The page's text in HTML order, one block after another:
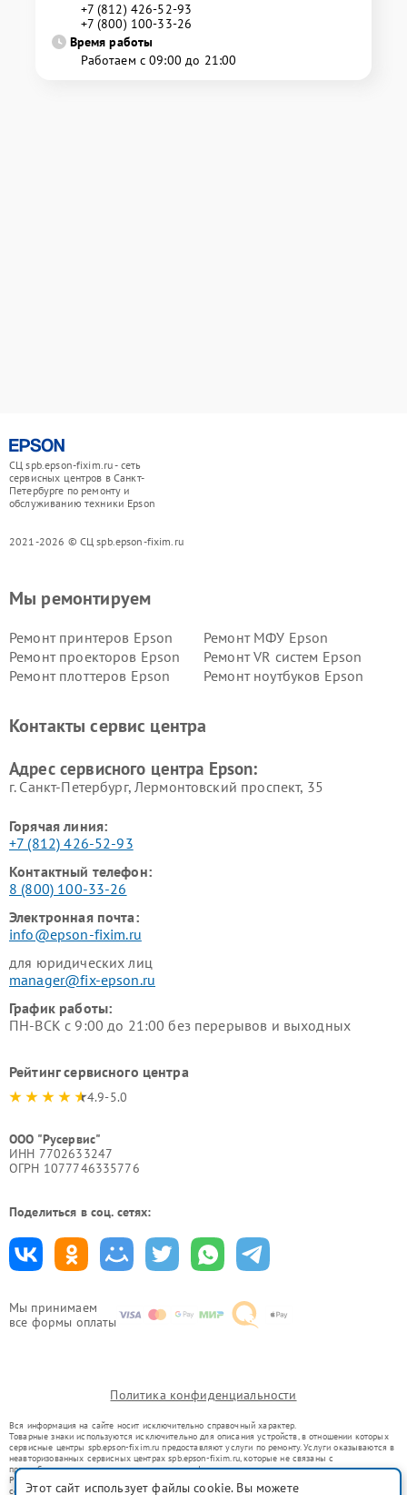
+7 (812) 426-52-93
+7 (800) 100-33-26
Время работы
Работаем с 09:00 до 21:00
СЦ spb.epson-fixim.ru - сеть
сервисных центров в Санкт-
Петербурге по ремонту и
обслуживанию техники Epson
2021-2026 © СЦ spb.epson-fixim.ru
Мы принимаем
все формы оплаты
Мы ремонтируем
Ремонт принтеров Epson
Ремонт МФУ Epson
Ремонт проекторов Epson
Ремонт VR систем Epson
Ремонт плоттеров Epson
Ремонт ноутбуков Epson
Контакты сервис центра
Адрес сервисного центра Epson:
г. Санкт-Петербург, Лермонтовский проспект, 35
Горячая линия:
+7 (812) 426-52-93
Контактный телефон:
8 (800) 100-33-26
Электронная почта:
info@epson-fixim.ru
для юридических лиц
manager@fix-epson.ru
График работы:
ПН-ВСК с 9:00 до 21:00 без перерывов и выходных
Рейтинг сервисного центра
4.9-5.0
ООО "Русервис"
ИНН 7702633247
ОГРН 1077746335776
Поделиться в соц. сетях:
Политика конфиденциальности
Вся информация на сайте носит исключительно справочный характер.
Товарные знаки используются исключительно для описания устройств, в отношении которых
сервисные центры spb.epson-fixim.ru предоставляют услуги по ремонту. Услуги оказываются в
неавторизованных сервисных центрах spb.epson-fixim.ru, которые не связаны с
правообладателями товарных знаков или их официальными представителями.
Ремонт осуществляется для устройств, уже введенных в гражданский оборот в соответствии
со статьей 1487 ГК РФ.
Этот сайт использует файлы cookie. Вы можете